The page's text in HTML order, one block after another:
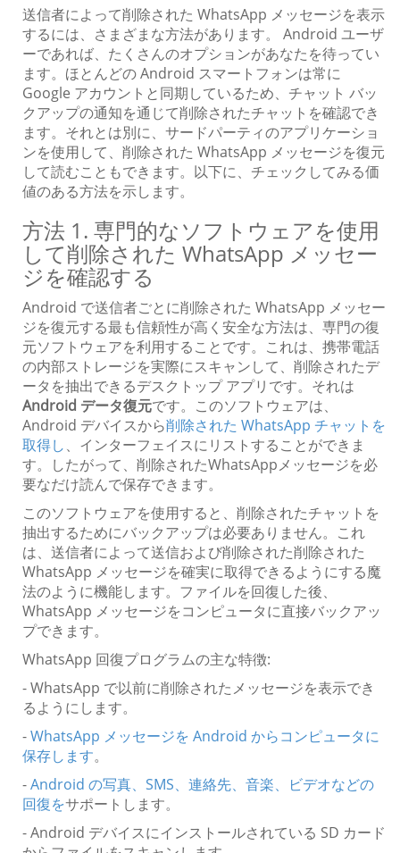
送信者によって削除された WhatsApp メッセージを表示
するには、さまざまな方法があります。 Android ユーザ
ーであれば、たくさんのオプションがあなたを待ってい
ます。ほとんどの Android スマートフォンは常に
Google アカウントと同期しているため、チャット バッ
クアップの通知を通じて削除されたチャットを確認でき
ます。それとは別に、サードパーティのアプリケーショ
ンを使用して、削除された WhatsApp メッセージを復元
して読むこともできます。以下に、チェックしてみる価
値のある方法を示します。
方法 1. 専門的なソフトウェアを使用
して削除された WhatsApp メッセー
ジを確認する
Android で送信者ごとに削除された WhatsApp メッセー
ジを復元する最も信頼性が高く安全な方法は、専門の復
元ソフトウェアを利用することです。これは、携帯電話
の内部ストレージを実際にスキャンして、削除されたデ
ータを抽出できるデスクトップ アプリです。それは
Android データ復元です。このソフトウェアは、
Android デバイスから削除された WhatsApp チャットを
取得し、インターフェイスにリストすることができま
す。したがって、削除されたWhatsAppメッセージを必
要なだけ読んで保存できます。
このソフトウェアを使用すると、削除されたチャットを
抽出するためにバックアップは必要ありません。これ
は、送信者によって送信および削除された削除された
WhatsApp メッセージを確実に取得できるようにする魔
法のように機能します。ファイルを回復した後、
WhatsApp メッセージをコンピュータに直接バックアッ
プできます。
WhatsApp 回復プログラムの主な特徴:
- WhatsApp で以前に削除されたメッセージを表示でき
るようにします。
-WhatsApp メッセージを Android からコンピュータに
保存します。
-Android の写真、SMS、連絡先、音楽、ビデオなどの
回復をサポートします。
- Android デバイスにインストールされている SD カード